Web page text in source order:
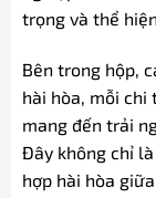
trọng và thể
Bên trong hộp,
hài hòa, mỗi chi
mang đến trải
Đây không chỉ
hợp hài hòa